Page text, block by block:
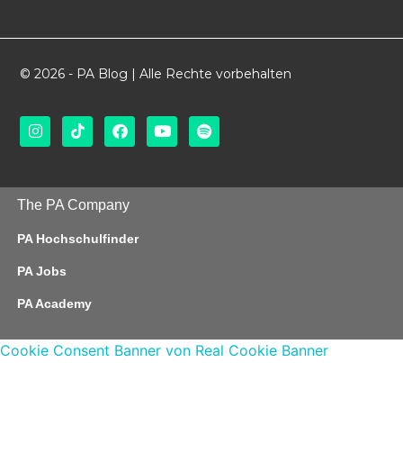
© 2026 - PA Blog | Alle Rechte vorbehalten
The PA Company
PA Hochschulfinder
PA Jobs
PA Academy
Cookie Consent Banner von Real Cookie Banner